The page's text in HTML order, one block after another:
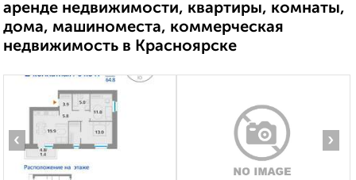
аренде недвижимости, квартиры, комнаты,
дома, машиноместа, коммерческая
недвижимость в Красноярске
‹ ›